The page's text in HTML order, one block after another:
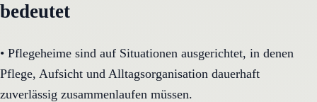
bedeutet
• Pflegeheime sind auf Situationen ausgerichtet, in denen
Pflege, Aufsicht und Alltagsorganisation dauerhaft
zuverlässig zusammenlaufen müssen.